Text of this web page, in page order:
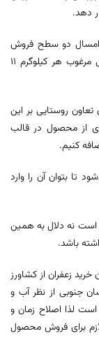
دهد.
امسال دو سطح فروش
نگین با قیمت هر کیلوگرم ۱۳ میلیون تومان و پوشال مرغوب هر کیلوگرم ۱۱
روستایی بر این
از محصول در قالب
کنیم.
تا بتوان آن را وارد
است نه دلال به همین
باشد.
زعفران از کشاورز
جنوبی از نظر آب و
است لذا اصلاح زمان و
لازم برای فروش محصول